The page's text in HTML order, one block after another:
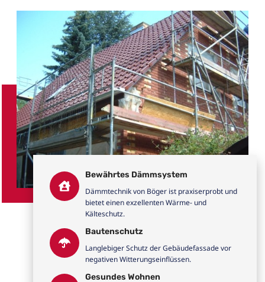
Bewährtes Dämmsystem
Dämmtechnik von Böger ist praxiserprobt und
bietet einen exzellenten Wärme- und
Kälteschutz.
Bautenschutz
Langlebiger Schutz der Gebäudefassade vor
negativen Witterungseinflüssen.
Gesundes Wohnen